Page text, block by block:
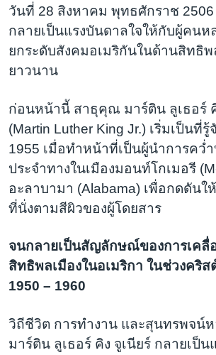
วันที่ 28 สิงหาคม พุทธศักราช
กลายเป็นแรงบันดาลใจให้กับผู้คน
ยกระดับสังคมอเมริกันในด้านสิทธิพ
ยาวนาน
ก่อนหน้านี้ สาธุคุณ มาร์ติน ลูเธอร์
(Martin Luther King Jr.) เริ่มเป็นที่
1955 เมื่อทำหน้าที่เป็นผู้นำการคว่
ประจำทางในเมืองมอนท์โกเมอรี
อะลาบามา (Alabama) เพื่อกดดันใ
ที่นั่งตามสีผิวของผู้โดยสาร
จนกลายเป็นสัญลักษณ์ของการเคลื่
สิทธิพลเมืองในอเมริกา ในช่วงคริ
1950 – 1960​
วิถีชีวิต การทำงาน และสุนทรพจน์ห
มาร์ติน ลูเธอร์ คิง จูเนียร์ กลายเป็น